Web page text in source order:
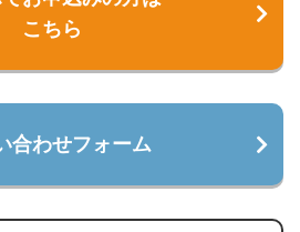
こちら
合わせフォーム